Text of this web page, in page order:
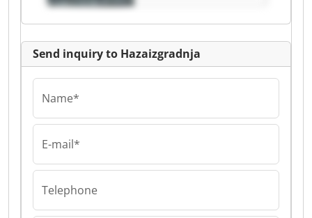
Send inquiry to Hazaizgradnja
Name*
E-mail*
Telephone